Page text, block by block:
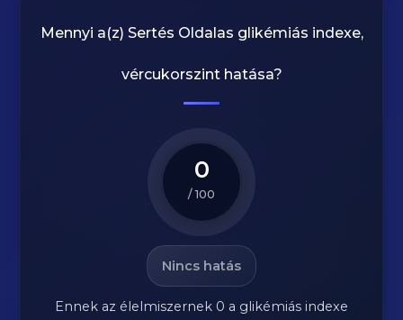
Mennyi a(z) Sertés Oldalas glikémiás indexe,
vércukorszint hatása?
0
/ 100
Nincs hatás
Ennek az élelmiszernek 0 a glikémiás indexe